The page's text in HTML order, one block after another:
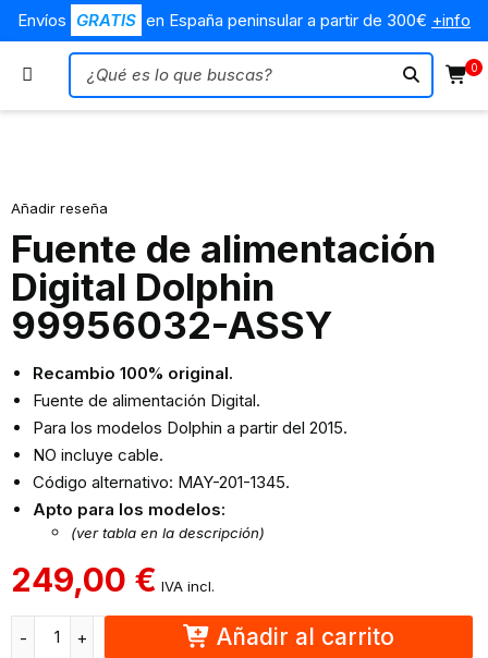
Envíos GRATIS en España peninsular a partir de 300€ +info
0
Añadir reseña
Fuente de alimentación
Digital Dolphin
99956032-ASSY
Recambio 100% original.
Fuente de alimentación Digital.
Para los modelos Dolphin a partir del 2015.
NO incluye cable.
Código alternativo: MAY-201-1345.
Apto para los modelos:
(ver tabla en la descripción)
249,00 € IVA incl.
Añadir al carrito